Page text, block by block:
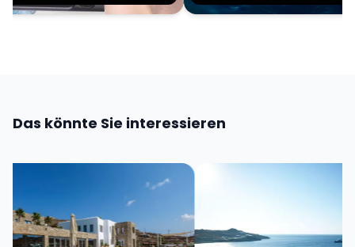
Das könnte Sie interessieren